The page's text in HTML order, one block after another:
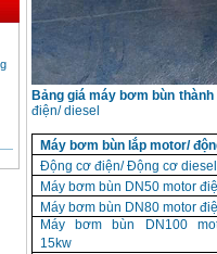
Bảng giá máy bơm bùn
điện/ diesel
Máy bơm bùn lắp motor/
Động cơ điện/ Động cơ diesel
Máy bơm bùn DN50 motor
Máy bơm bùn DN80 motor
Máy bơm bùn DN100
15kw